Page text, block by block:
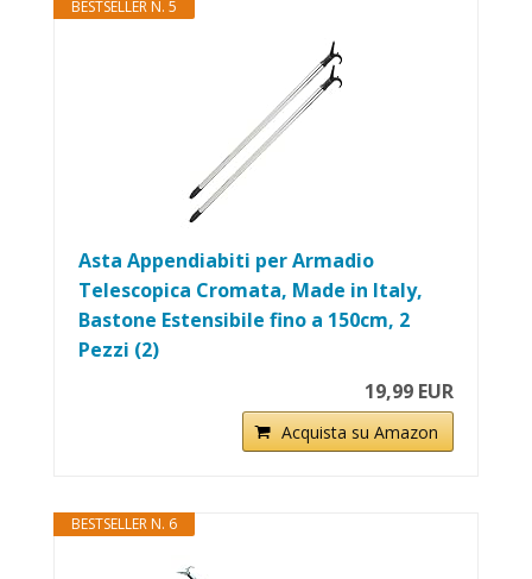
BESTSELLER N. 5
Asta Appendiabiti per Armadio
Telescopica Cromata, Made in Italy,
Bastone Estensibile fino a 150cm, 2
Pezzi (2)
19,99 EUR
Acquista su Amazon
BESTSELLER N. 6